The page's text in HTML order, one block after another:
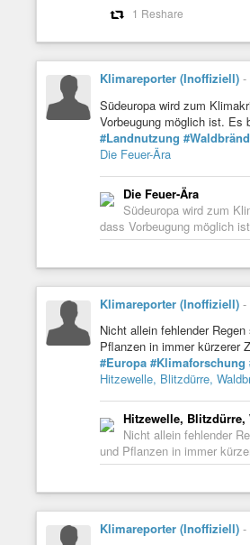
1 Reshare
Klimareporter (Inoffiziell) -
Südeuropa wird zum
Vorbeugung möglich ist. Es
#Landnutzung
Die Feuer-Ära
Die Feuer-Ära
Südeuropa wird zum
dass Vorbeugung möglich
Klimareporter (Inoffiziell) -
Nicht allein fehlender
Pflanzen in immer kürzerer
#Europa #Klimaforschung
Hitzewelle, Blitzdürre,
Hitzewelle, Blitzdürre,
Nicht allein fehlender
und Pflanzen in immer
Klimareporter (Inoffiziell) -